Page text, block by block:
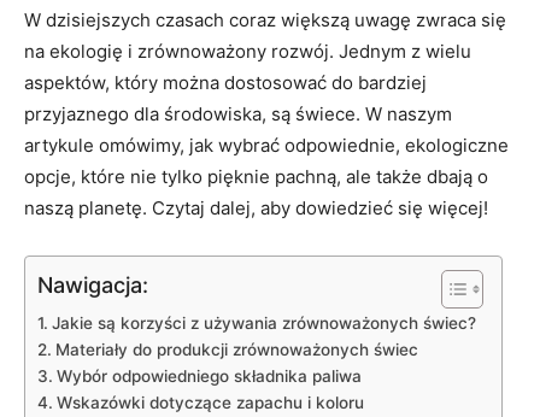
W dzisiejszych czasach coraz‍ większą ​uwagę zwraca ‌się
na ekologię ⁣i zrównoważony rozwój. Jednym z wielu
aspektów, który można dostosować‍ do bardziej
przyjaznego dla środowiska, są świece. W naszym⁢
artykule omówimy, ⁣jak wybrać odpowiednie, ekologiczne
opcje, które nie​ tylko ⁣pięknie pachną, ale także dbają o
naszą planetę. ‌Czytaj dalej,⁣ aby dowiedzieć się więcej!
Nawigacja:
Jakie są korzyści z używania zrównoważonych świec?
Materiały do produkcji ⁢zrównoważonych świec
Wybór odpowiedniego⁢ składnika paliwa
Wskazówki dotyczące zapachu ⁤i ‌koloru